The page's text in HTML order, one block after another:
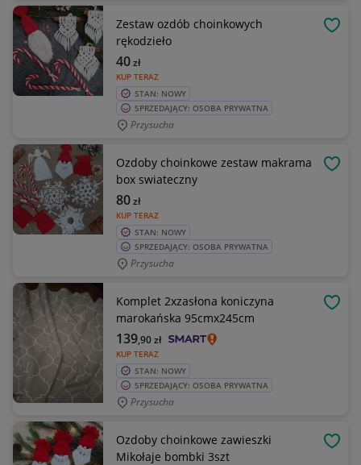
Zestaw ozdób choinkowych
rękodzieło
KUP TERAZ
40zł
STAN: NOWY
SPRZEDAJĄCY: OSOBA PRYWATNA
Przysucha
Ozdoby choinkowe zestaw makrama
box swiateczny
KUP TERAZ
80zł
STAN: NOWY
SPRZEDAJĄCY: OSOBA PRYWATNA
Przysucha
Komplet 2xzasłona koniczyna
marokańska 95cmx245cm
KUP TERAZ
139,90zł
STAN: NOWY
SPRZEDAJĄCY: OSOBA PRYWATNA
Przysucha
Ozdoby choinkowe zawieszki
Mikołaje bombki 3szt